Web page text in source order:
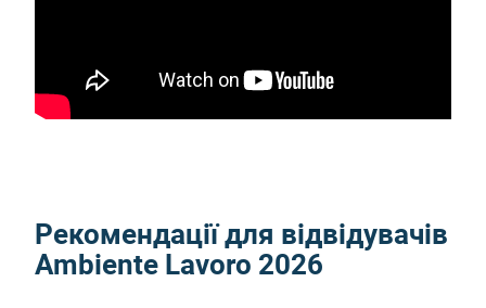
Рекомендації для відвідувачів
Ambiente Lavoro 2026